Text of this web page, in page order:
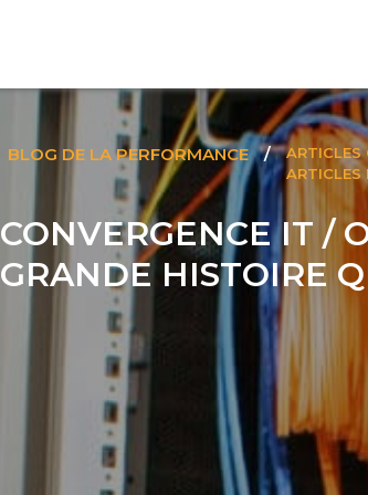
BLOG DE LA PERFORMANCE /
ARTICLES
ARTICLES
CONVERGENCE IT /
GRANDE HISTOIRE